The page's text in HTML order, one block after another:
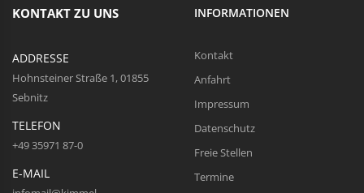
KONTAKT ZU UNS
ADDRESSE
Hohnsteiner Straße 1, 01855
Sebnitz
TELEFON
+49 35971 87-0
E-MAIL
INFORMATIONEN
Kontakt
Anfahrt
Impressum
Datenschutz
Freie Stellen
Termine